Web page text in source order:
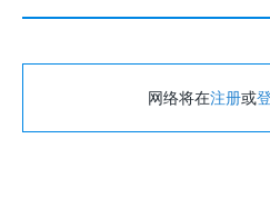
网络将在注册或